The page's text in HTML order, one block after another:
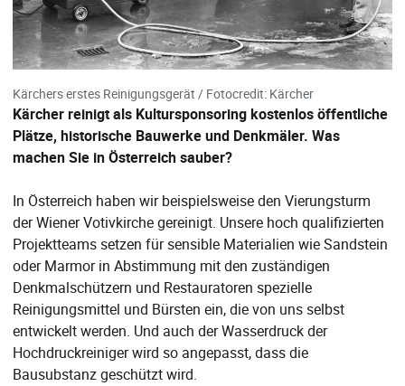
Kärchers erstes Reinigungsgerät / Fotocredit: Kärcher
Kärcher reinigt als Kultursponsoring kostenlos öffentliche
Plätze, historische Bauwerke und Denkmäler. Was
machen Sie in Österreich sauber?
In Österreich haben wir beispielsweise den Vierungsturm
der Wiener Votivkirche gereinigt. Unsere hoch qualifizierten
Projektteams setzen für sensible Materialien wie Sandstein
oder Marmor in Abstimmung mit den zuständigen
Denkmalschützern und Restauratoren spezielle
Reinigungsmittel und Bürsten ein, die von uns selbst
entwickelt werden. Und auch der Wasserdruck der
Hochdruckreiniger wird so angepasst, dass die
Bausubstanz geschützt wird.